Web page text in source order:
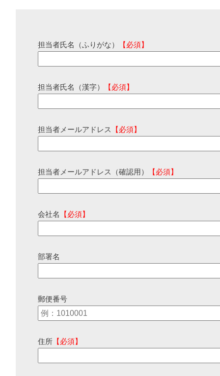
担当者氏名（ふりがな） 【必須】
担当者氏名（漢字） 【必須】
担当者メールアドレス 【必須】
担当者メールアドレス（確認用） 【必須】
会社名 【必須】
部署名
郵便番号
住所 【必須】